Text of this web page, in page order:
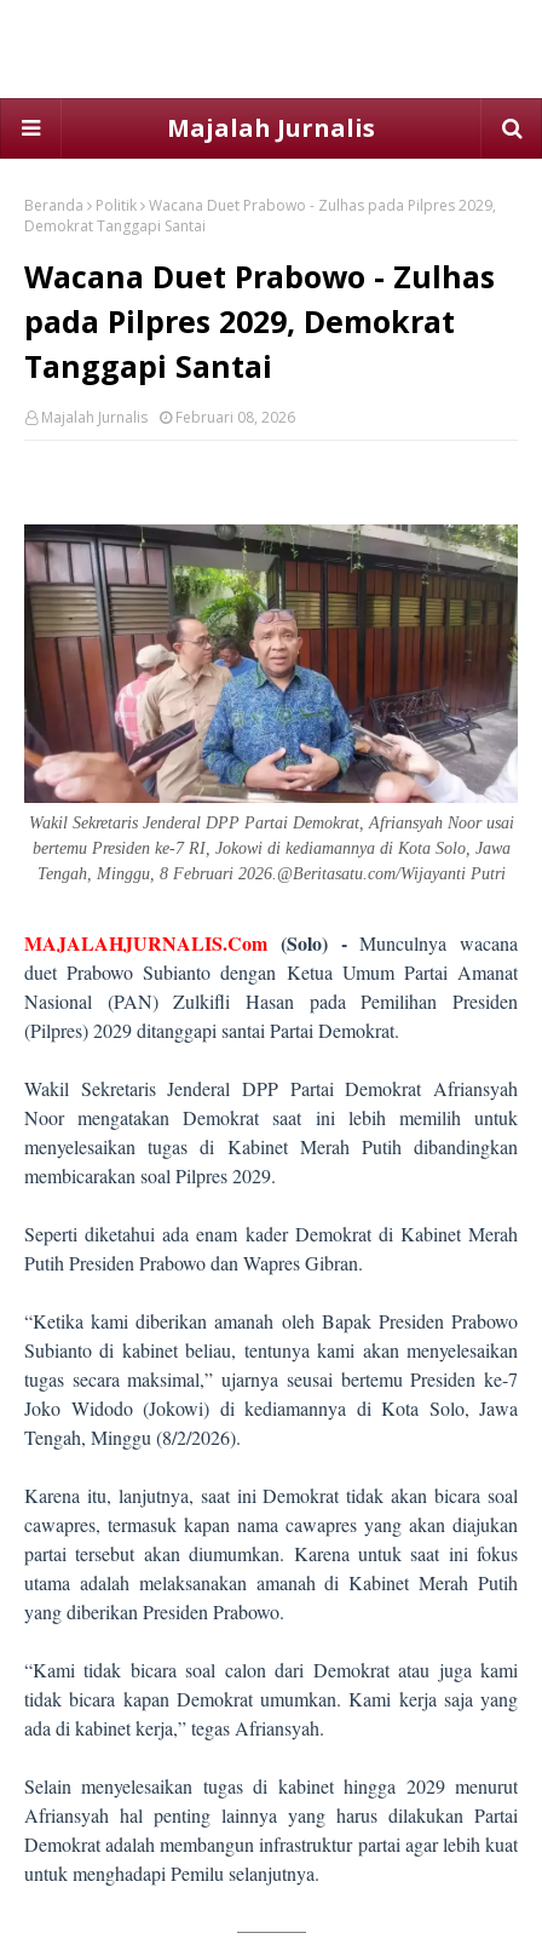
Majalah Jurnalis
Beranda Politik Wacana Duet Prabowo - Zulhas pada Pilpres 2029,
Demokrat Tanggapi Santai
Wacana Duet Prabowo - Zulhas
pada Pilpres 2029, Demokrat
Tanggapi Santai
Majalah Jurnalis Februari 08, 2026
Wakil Sekretaris Jenderal DPP Partai Demokrat, Afriansyah Noor usai
bertemu Presiden ke-7 RI, Jokowi di kediamannya di Kota Solo, Jawa
Tengah, Minggu, 8 Februari 2026.@Beritasatu.com/Wijayanti Putri
MAJALAHJURNALIS.Com (Solo) -Munculnya wacana
duet Prabowo Subianto dengan Ketua Umum Partai Amanat
Nasional (PAN) Zulkifli Hasan pada Pemilihan Presiden
(Pilpres) 2029 ditanggapi santai Partai Demokrat.
Wakil Sekretaris Jenderal DPP Partai Demokrat Afriansyah
Noor mengatakan Demokrat saat ini lebih memilih untuk
menyelesaikan tugas di Kabinet Merah Putih dibandingkan
membicarakan soal Pilpres 2029.
Seperti diketahui ada enam kader Demokrat di Kabinet Merah
Putih Presiden Prabowo dan Wapres Gibran.
“Ketika kami diberikan amanah oleh Bapak Presiden Prabowo
Subianto di kabinet beliau, tentunya kami akan menyelesaikan
tugas secara maksimal,” ujarnya seusai bertemu Presiden ke-7
Joko Widodo (Jokowi) di kediamannya di Kota Solo, Jawa
Tengah, Minggu (8/2/2026).
Karena itu, lanjutnya, saat ini Demokrat tidak akan bicara soal
cawapres, termasuk kapan nama cawapres yang akan diajukan
partai tersebut akan diumumkan. Karena untuk saat ini fokus
utama adalah melaksanakan amanah di Kabinet Merah Putih
yang diberikan Presiden Prabowo.
“Kami tidak bicara soal calon dari Demokrat atau juga kami
tidak bicara kapan Demokrat umumkan. Kami kerja saja yang
ada di kabinet kerja,” tegas Afriansyah.
Selain menyelesaikan tugas di kabinet hingga 2029 menurut
Afriansyah hal penting lainnya yang harus dilakukan Partai
Demokrat adalah membangun infrastruktur partai agar lebih kuat
untuk menghadapi Pemilu selanjutnya.